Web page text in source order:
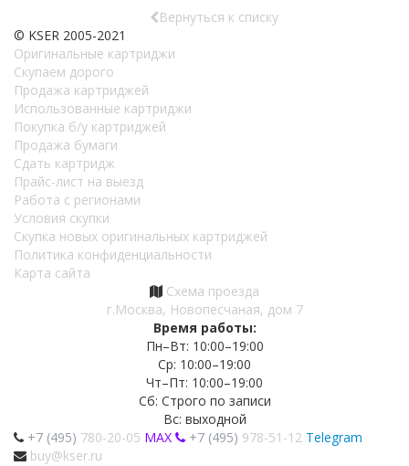
Вернуться к списку
© KSER 2005-2021
Оригинальные картриджи
Скупаем дорого
Продажа картриджей
Использованные картриджи
Покупка б/у картриджей
Продажа бумаги
Сдать картридж
Прайс-лист на выезд
Работа с регионами
Условия скупки
Скупка новых оригинальных картриджей
Политика конфиденциальности
Карта сайта
Схема проезда
г.Москва, Новопесчаная, дом 7
Время работы:
Пн–Вт: 10:00–19:00
Ср: 10:00–19:00
Чт–Пт: 10:00–19:00
Сб: Строго по записи
Вс: выходной
+7 (495) 780-20-05 MAX +7 (495) 978-51-12 Telegram
buy@kser.ru